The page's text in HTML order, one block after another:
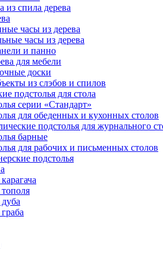
из спила дерева
часы из дерева
часы из дерева
и панно
для мебели
доски
из слэбов и спилов
подстолья для стола
серии «Стандарт»
для обеденных и кухонных столов
подстолья для журнального
барные
для рабочих и письменных столов
подстолья